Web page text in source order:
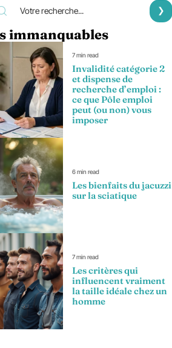
immanquables
7 min read
Invalidité catégorie 2
et dispense de
recherche d’emploi :
ce que Pôle emploi
peut (ou non) vous
imposer
6 min read
Les bienfaits du jacuzzi
sur la sciatique
7 min read
Les critères qui
influencent vraiment
la taille idéale chez un
homme